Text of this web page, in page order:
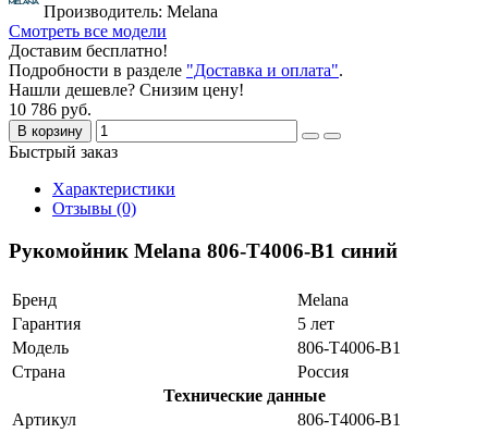
Производитель: Melana
Смотреть все модели
Доставим бесплатно!
Подробности в разделе "Доставка и оплата".
Нашли дешевле? Снизим цену!
10 786 руб.
В корзину
Быстрый заказ
Характеристики
Отзывы (0)
Рукомойник Melana 806-T4006-B1 синий
Бренд
Melana
Гарантия
5 лет
Модель
806-T4006-B1
Страна
Россия
Технические данные
Артикул
806-T4006-B1